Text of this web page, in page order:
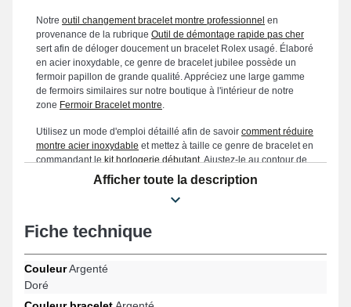
Notre outil changement bracelet montre professionnel en
provenance de la rubrique Outil de démontage rapide pas cher
sert afin de déloger doucement un bracelet Rolex usagé. Élaboré
en acier inoxydable, ce genre de bracelet jubilee possède un
fermoir papillon de grande qualité. Appréciez une large gamme
de fermoirs similaires sur notre boutique à l'intérieur de notre
zone Fermoir Bracelet montre.
Utilisez un mode d'emploi détaillé afin de savoir comment réduire
montre acier inoxydable et mettez à taille ce genre de bracelet en
commandant lekit horlogerie débutant. Ajustez-le au contour de
votre poignet sans devoir vous déplacer chez un technicien
horloger avec cette notice et tirer parti sans attendre de votre
Afficher toute la description
Fiche technique
CouleurArgenté
Doré